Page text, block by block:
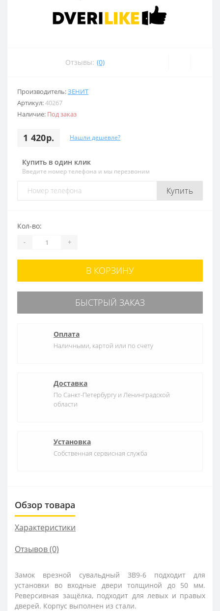
Отзывы: (0)
Производитель:ЗЕНИТ
Артикул:40267
Наличие: Под заказ
1 420р. Нашли дешевле?
Купить в один клик
Введите номер телефона и мы перезвоним
Купить
Кол-во:
- +
В КОРЗИНУ
БЫСТРЫЙ ЗАКАЗ
Оплата
Наличными, картой или по счету
Доставка
По Санкт-Петербургу и Ленинградской
области
Установка
Собственная сервисная служба
Обзор товара
Характеристики
Отзывов (0)
Замок врезной сувальдный ЗВ9-6 подходит для
установки во входные двери толщиной до 50 мм.
Реверсивная защёлка, подходит для левых и правых
дверей. Корпус выполнен из стали.